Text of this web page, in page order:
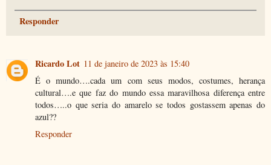
Responder
Ricardo Lot 11 de janeiro de 2023 às 15:40
É o mundo….cada um com seus modos, costumes, herança
cultural….e que faz do mundo essa maravilhosa diferença entre
todos…..o que seria do amarelo se todos gostassem apenas do
azul??
Responder